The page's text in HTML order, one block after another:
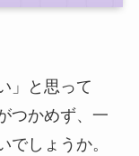
」と思って
つかめず、一
でしょうか。